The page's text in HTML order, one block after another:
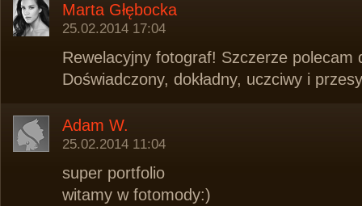
Marta Głębocka
25.02.2014 17:04
Rewelacyjny fotograf! Szczerze polecam
Doświadczony, dokładny, uczciwy i
Adam W.
25.02.2014 11:04
super portfolio
witamy w fotomody:)